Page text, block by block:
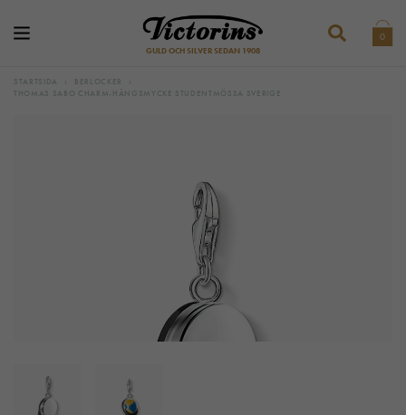
GULD OCH SILVER SEDAN 1908
0
STARTSIDA BERLOCKER
THOMAS SABO CHARM-HÄNGSMYCKE STUDENTMÖSSA SVERIGE